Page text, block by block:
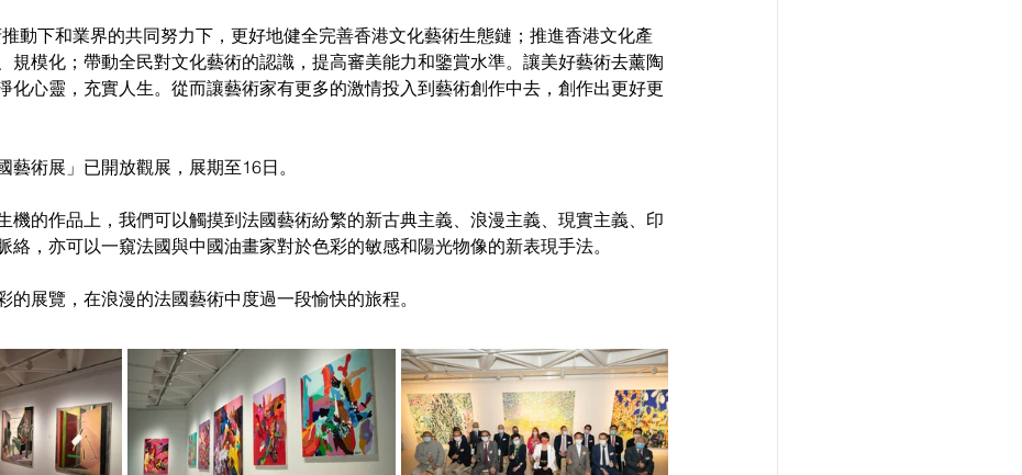
動下和業界的共同努力下，更好地健全完善香港文化藝術生態鏈；推進香港文化產
規模化；帶動全民對文化藝術的認識，提高審美能力和鑒賞水準。讓美好藝術去薰陶
化心靈，充實人生。從而讓藝術家有更多的激情投入到藝術創作中去，創作出更好更
術展」已開放觀展，展期至16日。
機的作品上，我們可以觸摸到法國藝術紛繁的新古典主義、浪漫主義、現實主義、印
絡，亦可以一窺法國與中國油畫家對於色彩的敏感和陽光物像的新表現手法。
的展覽，在浪漫的法國藝術中度過一段愉快的旅程。